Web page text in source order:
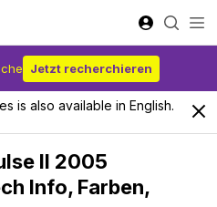
Jetzt recherchieren
is also available in English.
II 2005
Info, Farben,